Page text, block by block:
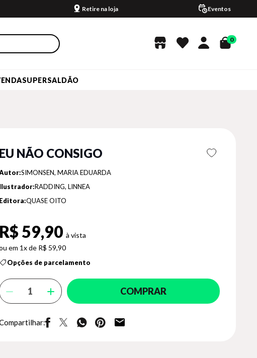
Retire na loja Eventos
0
SUPERSALDÃO
EU NÃO CONSIGO
SIMONSEN, MARIA EDUARDA
Ilustrador:RADDING, LINNEA
Editora:QUASE OITO
R$ 59,90
1x de R$ 59,90
Opções de parcelamento
COMPRAR